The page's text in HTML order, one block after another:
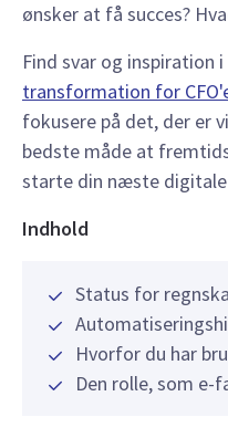
ønsker at få succes?
Find svar og inspiration
transformation for
fokusere på det, der er
bedste måde at
starte din næste
Indhold
Status for
Hvorfor du har
Den rolle, som e-